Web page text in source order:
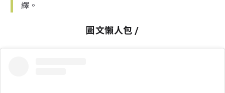
繹。
圖文懶人包 /